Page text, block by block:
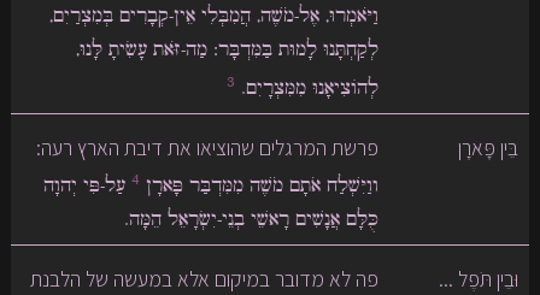
וַיֹּאמְרוּ, אֶל-מֹשֶׁה, הֲמִבְּלִי אֵין-קְבָרִים בְּמִצְרַיִם,
לְקַחְתָּנוּ לָמוּת בַּמִּדְבָּר: מַה-זֹּאת עָשִׂיתָ לָּנוּ,
לְהוֹצִיאָנוּ מִמִּצְרָיִם. 3
בֵּין פָּארָן פרשת המרגלים שהוציאו את דיבת הארץ רעה:
ווַיִּשְׁלַח אֹתָם מֹשֶׁה מִמִּדְבַּר פָּארָן 4עַל-פִּי יְהוָה
כֻּלָּם אֲנָשִׁים רָאשֵׁי בְנֵי-יִשְׂרָאֵל הֵמָּה.
וּבֵין תֹּפֶל ...
פה לא מדובר במיקום אלא במעשה של הלבנת